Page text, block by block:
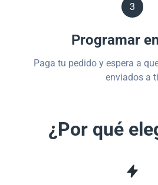
3
Programar
Paga tu pedido y espera a
enviados a ti
¿Por qué